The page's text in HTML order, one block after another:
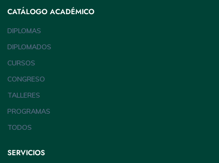
CATÁLOGO ACADÉMICO
DIPLOMAS
DIPLOMADOS
CURSOS
CONGRESO
TALLERES
PROGRAMAS
TODOS
SERVICIOS